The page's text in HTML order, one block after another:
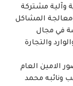
وآلية مشتركة
المشاكل
في مجال
والتجارة
الامين العام
ونائبه محمد